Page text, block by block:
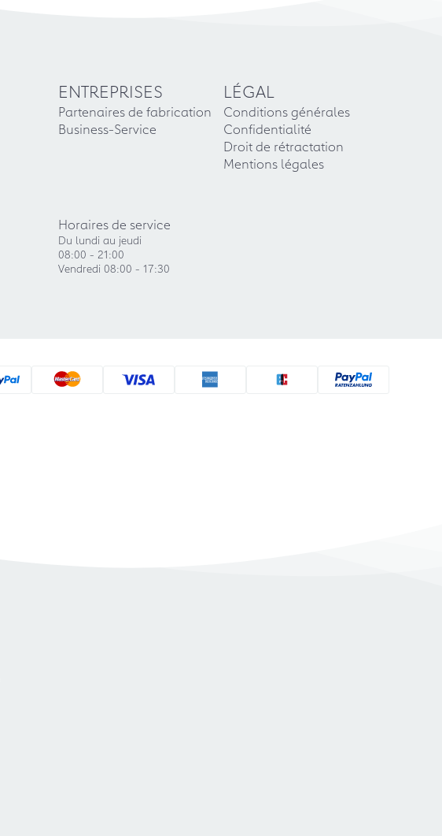
ENTREPRISES
Partenaires de fabrication
Business-Service
LÉGAL
Conditions générales
Confidentialité
Droit de rétractation
Mentions légales
Horaires de service
Du lundi au jeudi
08:00 - 21:00
Vendredi 08:00 - 17:30